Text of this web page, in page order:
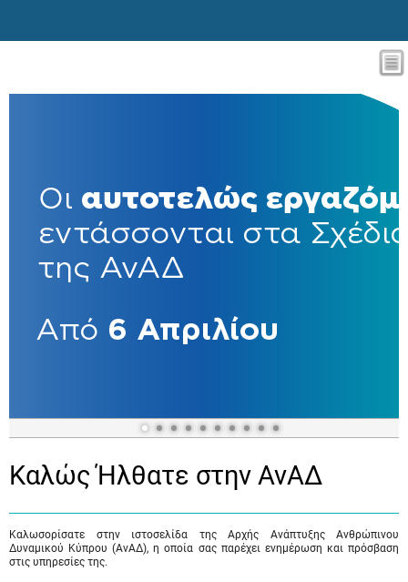
Καλώς Ήλθατε στην ΑνΑΔ
Καλωσορίσατε στην ιστοσελίδα της Αρχής Ανάπτυξης Ανθρώπινου
Δυναμικού Κύπρου (ΑνΑΔ), η οποία σας παρέχει ενημέρωση και πρόσβαση
στις υπηρεσίες της.